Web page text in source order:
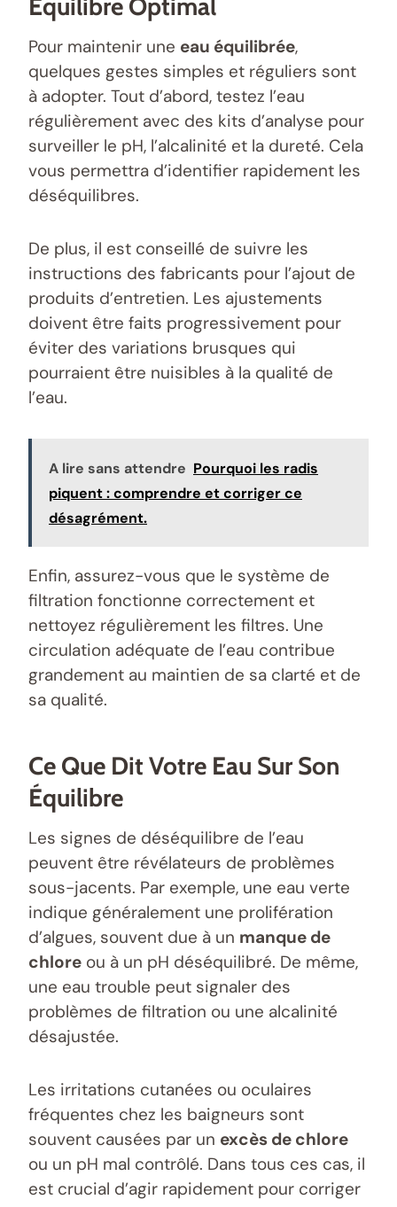
Équilibre Optimal
Pour maintenir une eau équilibrée,
quelques gestes simples et réguliers sont
à adopter. Tout d’abord, testez l’eau
régulièrement avec des kits d’analyse pour
surveiller le pH, l’alcalinité et la dureté. Cela
vous permettra d’identifier rapidement les
déséquilibres.
De plus, il est conseillé de suivre les
instructions des fabricants pour l’ajout de
produits d’entretien. Les ajustements
doivent être faits progressivement pour
éviter des variations brusques qui
pourraient être nuisibles à la qualité de
l’eau.
A lire sans attendre Pourquoi les radis
piquent : comprendre et corriger ce
désagrément.
Enfin, assurez-vous que le système de
filtration fonctionne correctement et
nettoyez régulièrement les filtres. Une
circulation adéquate de l’eau contribue
grandement au maintien de sa clarté et de
sa qualité.
Ce Que Dit Votre Eau Sur Son
Équilibre
Les signes de déséquilibre de l’eau
peuvent être révélateurs de problèmes
sous-jacents. Par exemple, une eau verte
indique généralement une prolifération
d’algues, souvent due à un manque de
chlore ou à un pH déséquilibré. De même,
une eau trouble peut signaler des
problèmes de filtration ou une alcalinité
désajustée.
Les irritations cutanées ou oculaires
fréquentes chez les baigneurs sont
souvent causées par un excès de chlore
ou un pH mal contrôlé. Dans tous ces cas, il
est crucial d’agir rapidement pour corriger